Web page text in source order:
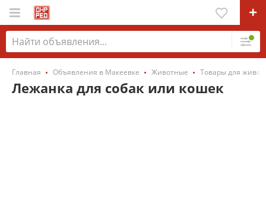
Главная Объявления в Макеевке Животные Товары для
Лежанка для собак или кошек